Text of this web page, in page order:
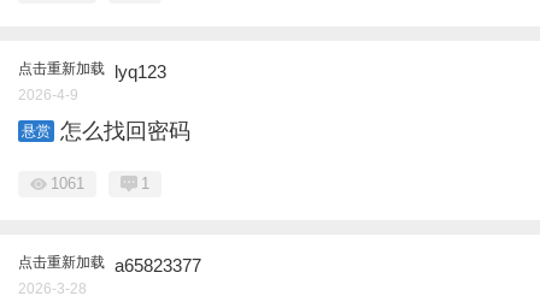
点击重新加载 lyq123
2026-4-9
悬赏 怎么找回密码
1061 1
点击重新加载 a65823377
2026-3-28